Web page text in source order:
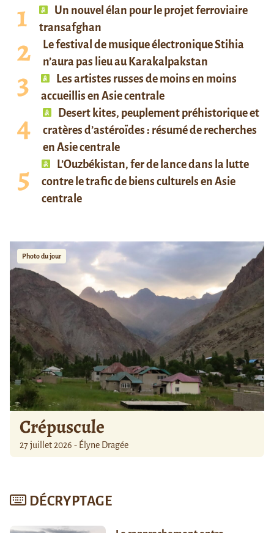
Un nouvel élan pour le projet ferroviaire
transafghan
Le festival de musique électronique Stihia
n’aura pas lieu au Karakalpakstan
Les artistes russes de moins en moins
accueillis en Asie centrale
Desert kites, peuplement préhistorique et
cratères d’astéroïdes : résumé de recherches
en Asie centrale
L’Ouzbékistan, fer de lance dans la lutte
contre le trafic de biens culturels en Asie
centrale
Photo du jour
Crépuscule
27 juillet 2026 - Élyne Dragée
DÉCRYPTAGE